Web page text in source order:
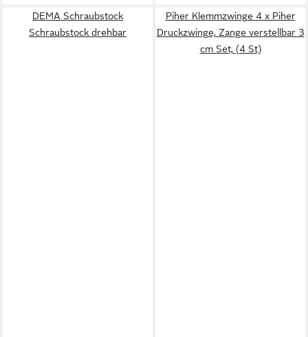
DEMA Schraubstock
Schraubstock drehbar
Piher Klemmzwinge 4 x Piher
Druckzwinge, Zange verstellbar 3
cm Set, (4 St)